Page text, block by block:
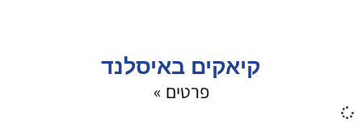
קיאקים באיסלנד
פרטים »